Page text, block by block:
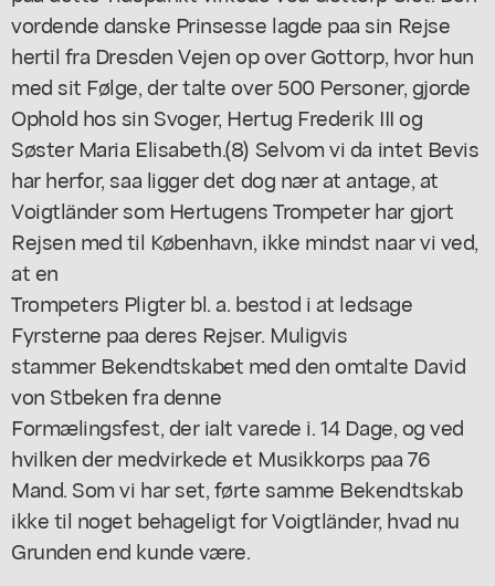
vordende danske Prinsesse lagde paa sin Rejse
hertil fra Dresden Vejen op over Gottorp, hvor hun
med sit Følge, der talte over 500 Personer, gjorde
Ophold hos sin Svoger, Hertug Frederik III og
Søster Maria Elisabeth.(8) Selvom vi da intet Bevis
har herfor, saa ligger det dog nær at antage, at
Voigtländer som Hertugens Trompeter har gjort
Rejsen med til København, ikke mindst naar vi ved,
at en
Trompeters Pligter bl. a. bestod i at ledsage
Fyrsterne paa deres Rejser. Muligvis
stammer Bekendtskabet med den omtalte David
von Stbeken fra denne
Formælingsfest, der ialt varede i. 14 Dage, og ved
hvilken der medvirkede et Musikkorps paa 76
Mand. Som vi har set, førte samme Bekendtskab
ikke til noget behageligt for Voigtländer, hvad nu
Grunden end kunde være.